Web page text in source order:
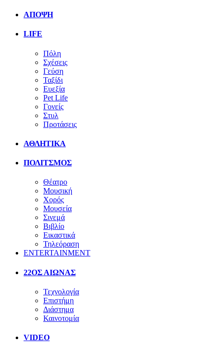
ΑΠΟΨΗ
LIFE
Πόλη
Σχέσεις
Γεύση
Ταξίδι
Ευεξία
Pet Life
Γονείς
Στυλ
Προτάσεις
ΑΘΛΗΤΙΚΑ
ΠΟΛΙΤΣΜΟΣ
Θέατρο
Μουσική
Χορός
Μουσεία
Σινεμά
Βιβλίο
Εικαστικά
Τηλεόραση
ENTERTAINMENT
22ΟΣ ΑΙΩΝΑΣ
Τεχνολογία
Επιστήμη
Διάστημα
Καινοτομία
VIDEO